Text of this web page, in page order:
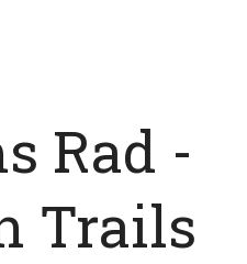
Rad -
Trails